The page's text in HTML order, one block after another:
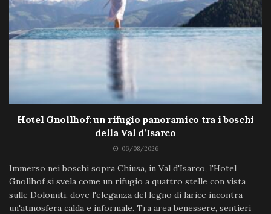
Hotel Gnollhof: un rifugio panoramico tra i boschi
della Val d’Isarco
06/08/2026
Immerso nei boschi sopra Chiusa, in Val d'Isarco, l'Hotel
Gnollhof si svela come un rifugio a quattro stelle con vista
sulle Dolomiti, dove l'eleganza del legno di larice incontra
un'atmosfera calda e informale. Tra area benessere, sentieri